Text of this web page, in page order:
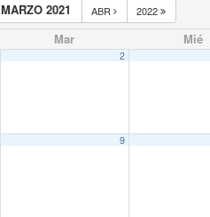
MARZO 2021 ABR 2022
Mar Mié
2
9